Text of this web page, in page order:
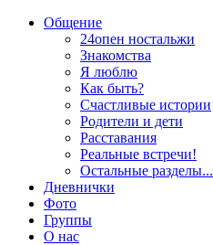
Общение
24опен ностальжи
Знакомства
Я люблю
Как быть?
Счастливые истории
Родители и дети
Расставания
Реальные встречи!
Остальные разделы...
Дневнички
Фото
Группы
О нас